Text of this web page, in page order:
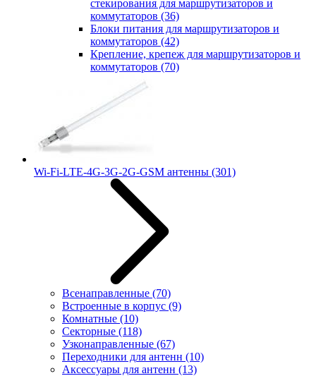
стекирования для маршрутизаторов и
коммутаторов (36)
Блоки питания для маршрутизаторов и
коммутаторов (42)
Крепление, крепеж для маршрутизаторов и
коммутаторов (70)
Wi-Fi-LTE-4G-3G-2G-GSM антенны (301)
Всенаправленные (70)
Встроенные в корпус (9)
Комнатные (10)
Секторные (118)
Узконаправленные (67)
Переходники для антенн (10)
Аксессуары для антенн (13)